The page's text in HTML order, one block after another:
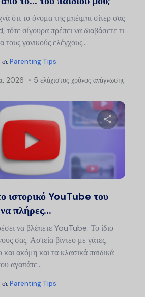
ότι το όνομα της μπέιμπι σίτερ σας
σίγουρα πρέπει να διαβάσετε τι
τους γονικούς ελέγχους...
σεParenting Tips
2026 5 ελάχιστος χρόνος ανάγνωσης
ιστορικό YouTube του
πλήρες...
να βλέπετε YouTube. Το ίδιο
σας. Αστεία βίντεο με γάτες,
και ακόμη και τα κλασικά παιδικά
αγαπάτε...
σεParenting Tips